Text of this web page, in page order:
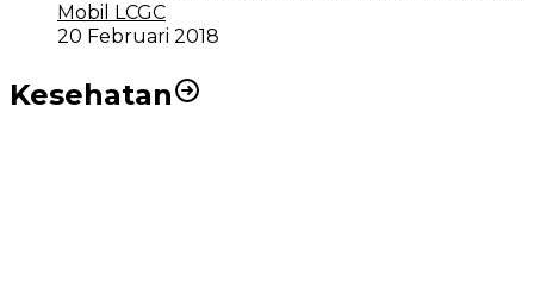
Mobil LCGC
20 Februari 2018
Kesehatan